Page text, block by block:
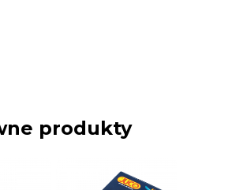
produkty